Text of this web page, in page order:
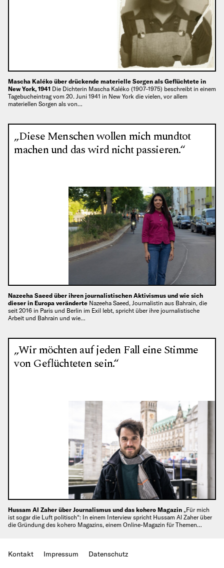
Mascha Kaléko über drückende materielle Sorgen als Geflüchtete in
New York, 1941 Die Dichterin Mascha Kaléko (1907–1975) beschreibt in einem
Tagebucheintrag vom 20. Juni 1941 in New York die vielen, vor allem
materiellen Sorgen als von…
„Diese Menschen wollen mich mundtot
machen und das wird nicht passieren.“
Nazeeha Saeed über ihren journalistischen Aktivismus und wie sich
dieser in Europa veränderte Nazeeha Saeed, Journalistin aus Bahrain, die
seit 2016 in Paris und Berlin im Exil lebt, spricht über ihre journalistische
Arbeit und Bahrain und wie…
„Wir möchten auf jeden Fall eine Stimme
von Geflüchteten sein.“
Hussam Al Zaher über Journalismus und das kohero Magazin „Für mich
ist sogar die Luft politisch“: In einem Interview spricht Hussam Al Zaher über
die Gründung des kohero Magazins, einem Online-Magazin für Themen…
Kontakt Impressum Datenschutz